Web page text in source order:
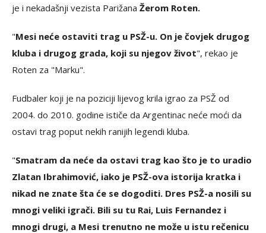
je i nekadašnji vezista Parižana Žerom Roten.
"Mesi neće ostaviti trag u PSŽ-u. On je čovjek drugog
kluba i drugog grada, koji su njegov život", rekao je
Roten za "Marku".
Fudbaler koji je na poziciji lijevog krila igrao za PSŽ od
2004. do 2010. godine ističe da Argentinac neće moći da
ostavi trag poput nekih ranijih legendi kluba.
"Smatram da neće da ostavi trag kao što je to uradio
Zlatan Ibrahimović, iako je PSŽ-ova istorija kratka i
nikad ne znate šta će se dogoditi. Dres PSŽ-a nosili su
mnogi veliki igrači. Bili su tu Rai, Luis Fernandez i
mnogi drugi, a Mesi trenutno ne može u istu rečenicu